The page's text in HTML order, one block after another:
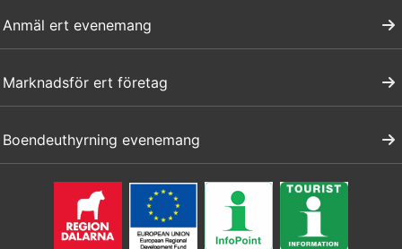
Anmäl ert evenemang
Marknadsför ert företag
Boendeuthyrning evenemang